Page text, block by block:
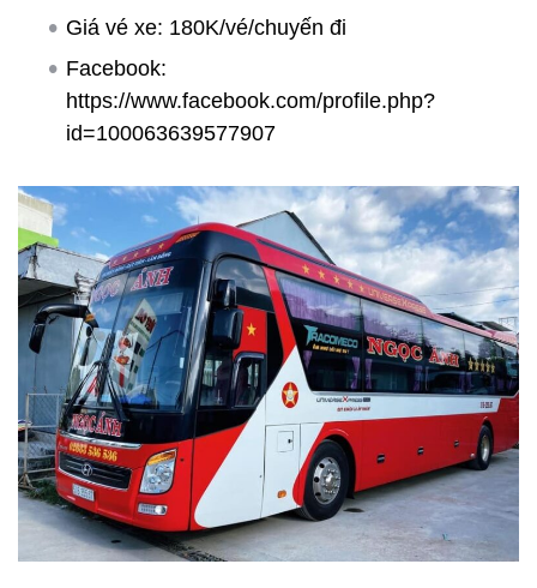
Giá vé xe: 180K/vé/chuyến đi
Facebook:
https://www.facebook.com/profile.php?
id=100063639577907